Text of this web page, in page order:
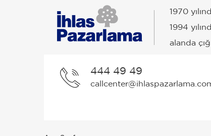
1970
1994
alanda
444 49 49